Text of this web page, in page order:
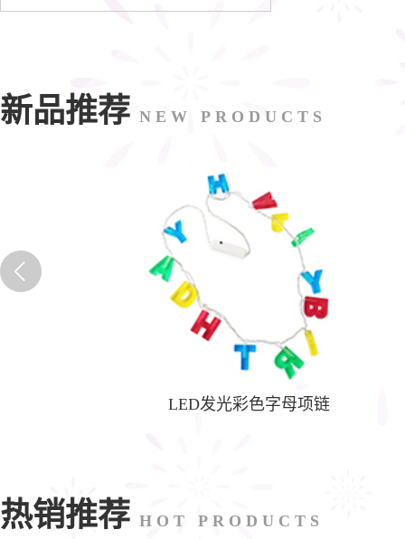
▶ 发光项链
新品推荐 NEW PRODUCTS
LED发光彩色字母项链
热销推荐 HOT PRODUCTS